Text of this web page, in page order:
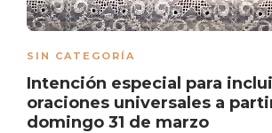
SIN CATEGORÍA
Intención especial para
oraciones universales a
domingo 31 de marzo